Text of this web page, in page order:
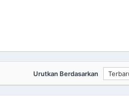
Urutkan Berdasarkan